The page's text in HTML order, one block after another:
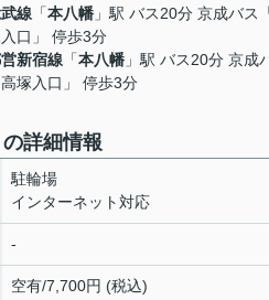
線 「本八幡 」駅 バス20分 京成バス
口」 停歩3分
新宿線 「本八幡 」駅 バス20分 京成
高塚入口」 停歩3分
詳細情報
駐輪場
インターネット対応
-
空有/7,700円 (税込)